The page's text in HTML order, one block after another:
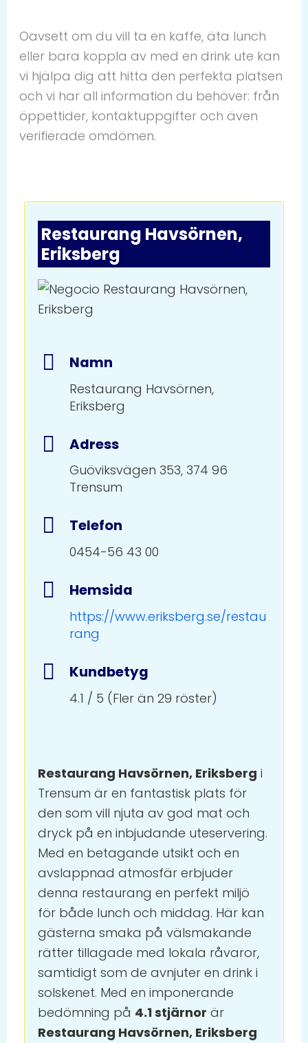
Oavsett om du vill ta en kaffe, äta lunch
eller bara koppla av med en drink ute kan
vi hjälpa dig att hitta den perfekta platsen
och vi har all information du behöver: från
öppettider, kontaktuppgifter och även
verifierade omdömen.
Restaurang Havsörnen,
Eriksberg
Namn
Restaurang Havsörnen,
Eriksberg
Adress
Guöviksvägen 353, 374 96
Trensum
Telefon
0454-56 43 00
Hemsida
https://www.eriksberg.se/restau
rang
Kundbetyg
4.1 / 5 (Fler än 29 röster)
Restaurang Havsörnen, Eriksberg i
Trensum är en fantastisk plats för
den som vill njuta av god mat och
dryck på en inbjudande uteservering.
Med en betagande utsikt och en
avslappnad atmosfär erbjuder
denna restaurang en perfekt miljö
för både lunch och middag. Här kan
gästerna smaka på välsmakande
rätter tillagade med lokala råvaror,
samtidigt som de avnjuter en drink i
solskenet. Med en imponerande
bedömning på 4.1 stjärnor är
Restaurang Havsörnen, Eriksberg